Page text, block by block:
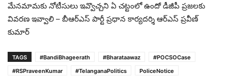
‎మేనమామకు నోటీసులు ఇవ్వొచ్చని ఏ చట్టంలో ఉందో డీజీపీ ప్రజలకు
వివరణ ఇవ్వాలి – బీఆర్ఎస్ పార్టీ ప్రధాన కార్యదర్శి ఆర్ఎస్ ప్రవీణ్
కుమార్
TAGS #BandiBhageerath #Bharataawaz
#POCSOCase
#RSPraveenKumar
#TelanganaPolitics PoliceNotice